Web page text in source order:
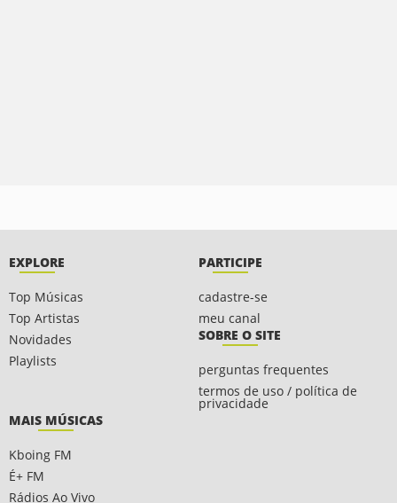
EXPLORE
Top Músicas
Top Artistas
Novidades
Playlists
PARTICIPE
cadastre-se
meu canal
SOBRE O SITE
perguntas frequentes
termos de uso / política de
privacidade
MAIS MÚSICAS
Kboing FM
É+ FM
Rádios Ao Vivo